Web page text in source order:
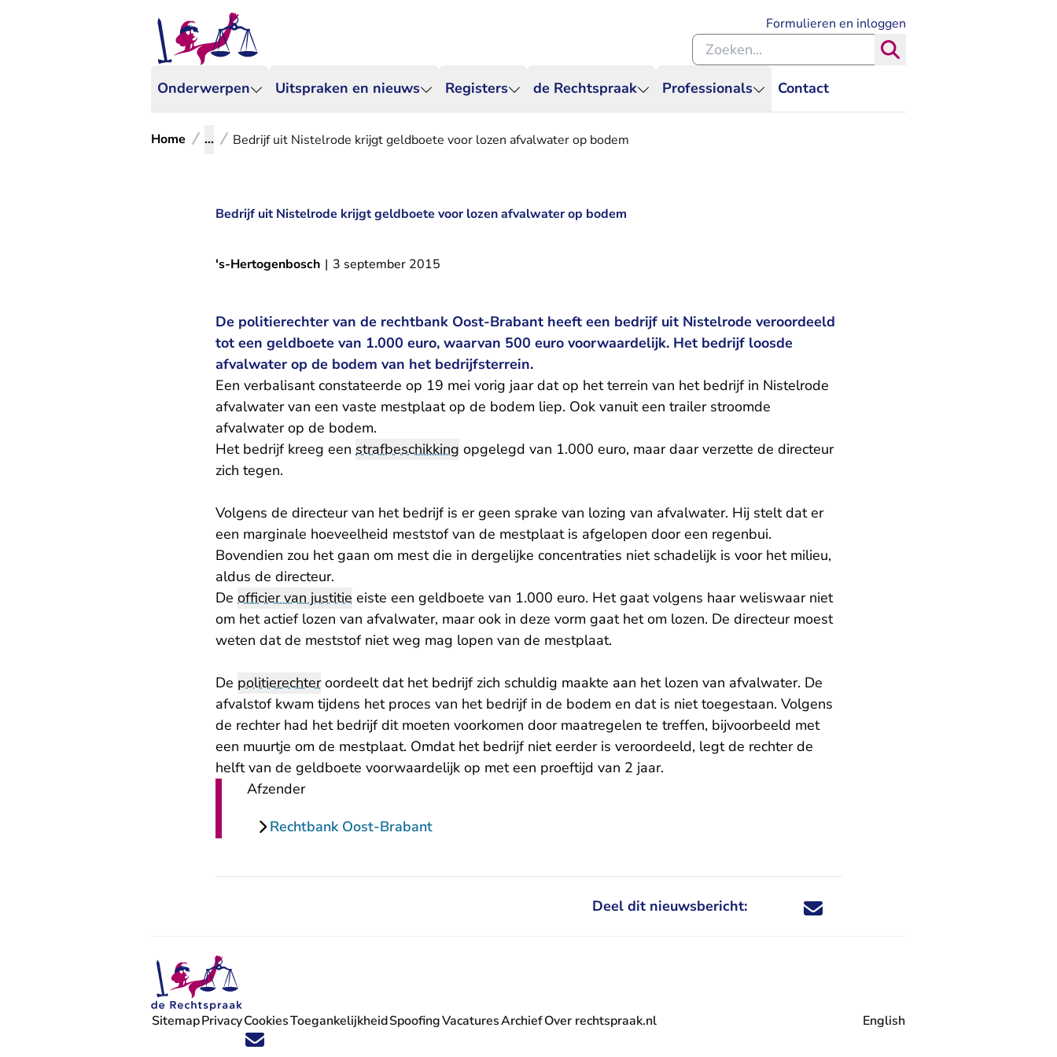
Onderwerpen Uitspraken en nieuws Registers de Rechtspraak Professionals Contact
Formulieren en inloggen
Zoeken binnen de Rechtspraak
Home ... Bedrijf uit Nistelrode krijgt geldboete voor lozen afvalwater op bodem
Bedrijf uit Nistelrode krijgt geldboete voor lozen afvalwater op bodem
's-Hertogenbosch | 3 september 2015
De politierechter van de rechtbank Oost-Brabant heeft een bedrijf uit Nistelrode veroordeeld
tot een geldboete van 1.000 euro, waarvan 500 euro voorwaardelijk. Het bedrijf loosde
afvalwater op de bodem van het bedrijfsterrein.
Een verbalisant constateerde op 19 mei vorig jaar dat op het terrein van het bedrijf in Nistelrode
afvalwater van een vaste mestplaat op de bodem liep. Ook vanuit een trailer stroomde
afvalwater op de bodem.
Het bedrijf kreeg een strafbeschikking opgelegd van 1.000 euro, maar daar verzette de directeur
zich tegen.
Volgens de directeur van het bedrijf is er geen sprake van lozing van afvalwater. Hij stelt dat er
een marginale hoeveelheid meststof van de mestplaat is afgelopen door een regenbui.
Bovendien zou het gaan om mest die in dergelijke concentraties niet schadelijk is voor het milieu,
aldus de directeur.
De officier van justitie eiste een geldboete van 1.000 euro. Het gaat volgens haar weliswaar niet
om het actief lozen van afvalwater, maar ook in deze vorm gaat het om lozen. De directeur moest
weten dat de meststof niet weg mag lopen van de mestplaat.
De politierechteroordeelt dat het bedrijf zich schuldig maakte aan het lozen van afvalwater. De
afvalstof kwam tijdens het proces van het bedrijf in de bodem en dat is niet toegestaan. Volgens
de rechter had het bedrijf dit moeten voorkomen door maatregelen te treffen, bijvoorbeeld met
een muurtje om de mestplaat. Omdat het bedrijf niet eerder is veroordeeld, legt de rechter de
helft van de geldboete voorwaardelijk op met een proeftijd van 2 jaar.
Afzender
Rechtbank Oost-Brabant
Deel dit nieuwsbericht: Deel dit nieuwsbericht via X - U verlaat
Deel dit nieuwsbericht via Facebook - U
Deel dit nieuwsbericht via e-mail
Deel dit nieuwsbericht via LinkedIn - U
Volg ons op X (Twitter) - U verlaat Rechtspraak.nl
Volg ons op Facebook - U verlaat Rechtspraak.nl
Volg ons op Instagram - U verlaat Rechtspraak.nl
Volg ons op Youtube - U verlaat Rechtspraak.nl
Volg ons op LinkedIn - U verlaat Rechtspraak.nl
'Blijf op de hoogte' nieuwsbrief - U verlaat Rechtspraak.nl
SitemapPrivacyCookiesToegankelijkheidSpoofingVacatures
- U verlaat Rechtspraak.nl
ArchiefOver rechtspraak.nl English